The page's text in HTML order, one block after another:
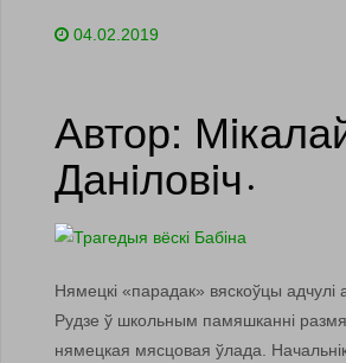
04.02.2019
Автор:
Данiловiч •
Нямецкі «парадак» вяскоўцы адчулі
Рудзе ў школьным памяшканні
нямецкая мясцовая ўлада.